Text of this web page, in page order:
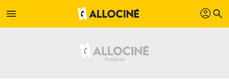
menu profil search